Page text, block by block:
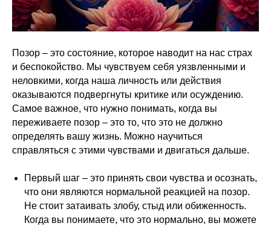
Позор – это состояние, которое наводит на нас страх
и беспокойство. Мы чувствуем себя уязвленными и
неловкими, когда наша личность или действия
оказываются подвергнуты критике или осуждению.
Самое важное, что нужно понимать, когда вы
переживаете позор – это то, что это не должно
определять вашу жизнь. Можно научиться
справляться с этими чувствами и двигаться дальше.
Первый шаг – это принять свои чувства и осознать,
что они являются нормальной реакцией на позор.
Не стоит затаивать злобу, стыд или обиженность.
Когда вы понимаете, что это нормально, вы можете